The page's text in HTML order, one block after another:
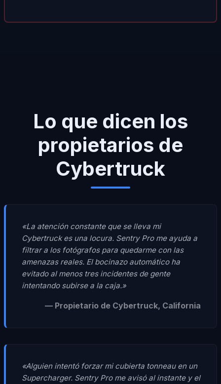
Lo que dicen los
propietarios de
Cybertruck
«La atención constante que se lleva mi
Cybertruck es una locura. Sentry Pro me ayuda a
filtrar a los fotógrafos para quedarme con las
amenazas reales. El bocinazo automático ha
evitado al menos tres incidentes de gente
intentando subirse a la caja.»
— Propietario de Cybertruck, California
«Alguien intentó forzar mi cubierta tonneau en un
Supercharger. Sentry Pro me avisó al instante y el